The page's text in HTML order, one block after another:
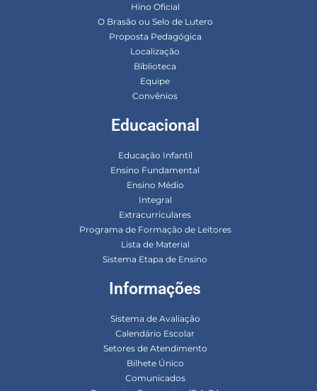
Hino Oficial
O Brasão ou Selo de Lutero
Proposta Pedagógica
Localização
Biblioteca
Equipe
Convênios
Educacional
Educação Infantil
Ensino Fundamental
Ensino Médio
Integral
Extracurriculares
Programa de Formação de Leitores
Lista de Material
Sistema Etapa de Ensino
Informações
Sistema de Avaliação
Calendário Escolar
Setores de Atendimento
Bilhete Único
Comunicados